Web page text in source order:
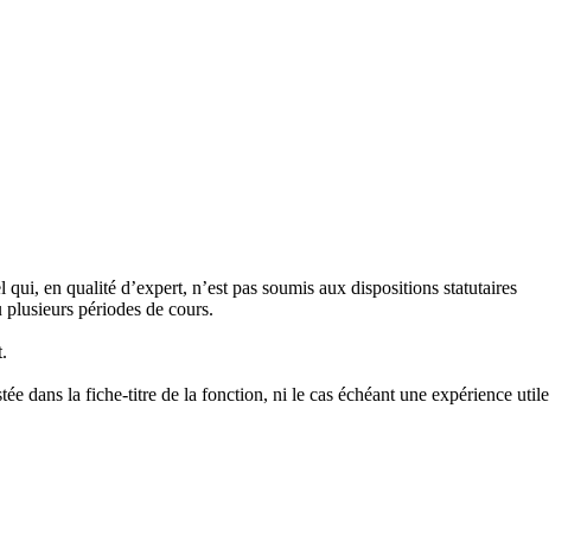
en qualité d’expert, n’est pas soumis aux dispositions statutaires
plusieurs périodes de cours.
dans la fiche-titre de la fonction, ni le cas échéant une expérience utile